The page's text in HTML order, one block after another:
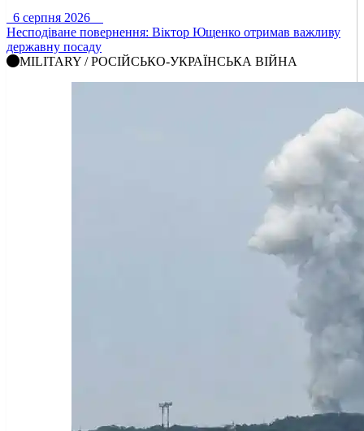
6 серпня 2026
Несподіване повернення: Віктор Ющенко отримав важливу
державну посаду
MILITARY / РОСІЙСЬКО-УКРАЇНСЬКА ВІЙНА